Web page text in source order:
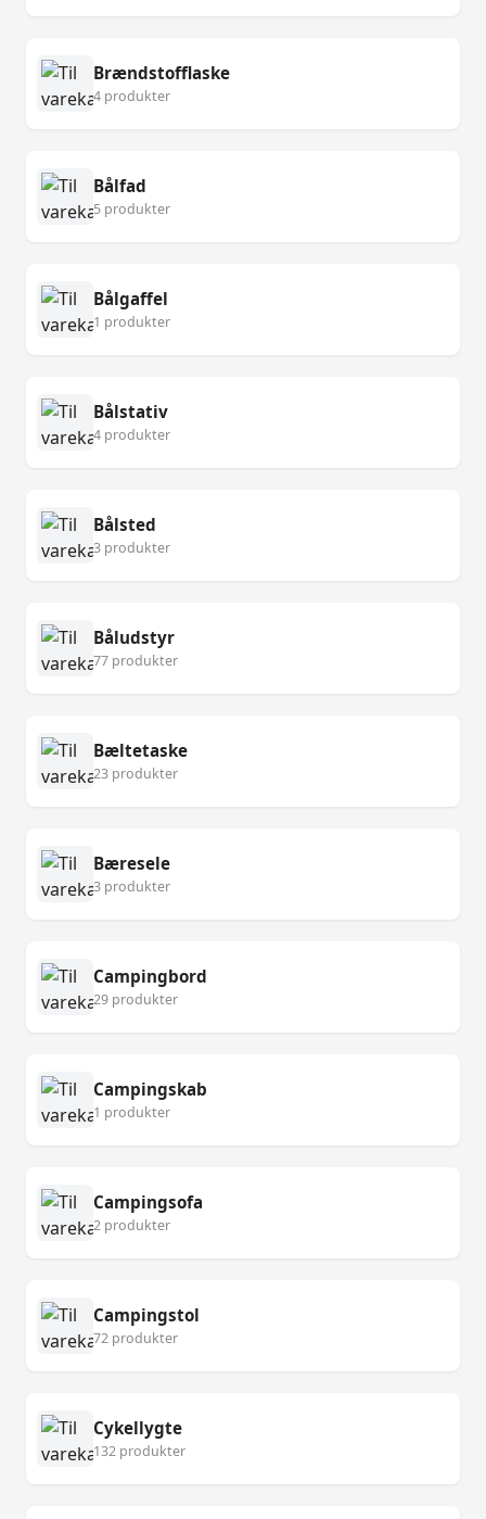
Brændstofflaske
4 produkter
Bålfad
5 produkter
Bålgaffel
1 produkter
Bålstativ
4 produkter
Bålsted
3 produkter
Båludstyr
77 produkter
Bæltetaske
23 produkter
Bæresele
3 produkter
Campingbord
29 produkter
Campingskab
1 produkter
Campingsofa
2 produkter
Campingstol
72 produkter
Cykellygte
132 produkter